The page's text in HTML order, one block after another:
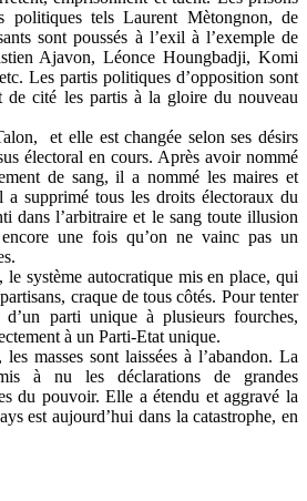
politiques tels Laurent Mètongnon, de
sont poussés à l’exil à l’exemple de
Ajavon, Léonce Houngbadji, Komi
Les partis politiques d’opposition sont
de cité les partis à la gloire du nouveau
et elle est changée selon ses désirs
électoral en cours. Après avoir nommé
de sang, il a nommé les maires et
a supprimé tous les droits électoraux du
dans l’arbitraire et le sang toute illusion
une fois qu’on ne vainc pas un
le système autocratique mis en place, qui
craque de tous côtés. Pour tenter
parti unique à plusieurs fourches,
à un Parti-Etat unique.
masses sont laissées à l’abandon. La
à nu les déclarations de grandes
du pouvoir. Elle a étendu et aggravé la
est aujourd’hui dans la catastrophe, en